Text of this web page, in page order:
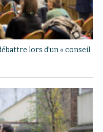
lors d’un « conseil